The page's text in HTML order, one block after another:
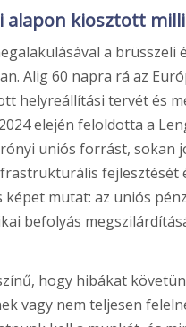
alapon kiosztott
a brüsszeli
Alig 60 napra rá az
helyreállítási tervét és
elején feloldotta a
uniós forrást, sokan
fejlesztését
mutat: az uniós
befolyás
hogy hibákat
vagy nem teljesen